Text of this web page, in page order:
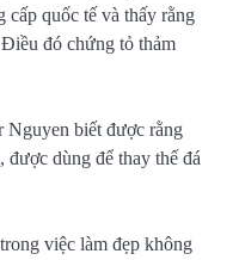
cấp quốc tế và thấy rằng
đó chứng tỏ thảm
Nguyen biết được rằng
dùng để thay thế đá
việc làm đẹp không